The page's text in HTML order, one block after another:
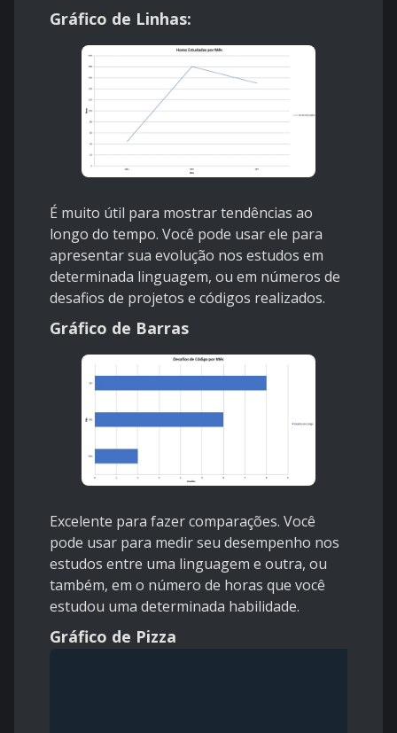
Gráfico de Linhas:
É muito útil para mostrar tendências ao
longo do tempo. Você pode usar ele para
apresentar sua evolução nos estudos em
determinada linguagem, ou em números de
desafios de projetos e códigos realizados.
Gráfico de Barras
Excelente para fazer comparações. Você
pode usar para medir seu desempenho nos
estudos entre uma linguagem e outra, ou
também, em o número de horas que você
estudou uma determinada habilidade.
Gráfico de Pizza